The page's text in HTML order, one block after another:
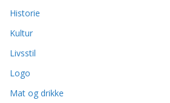
Historie
Kultur
Livsstil
Logo
Mat og drikke